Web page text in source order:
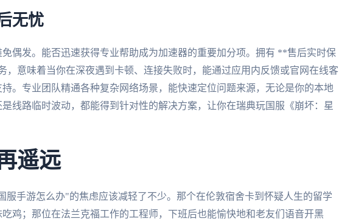
无忧
偶发。能否迅速获得专业帮助成为加速器的重要加分项。拥有 **售后实时保
，意味着当你在深夜遇到卡顿、连接失败时，能通过应用内反馈或官网在线客
。专业团队精通各种复杂网络场景，能快速定位问题来源，无论是你的本地
线路临时波动，都能得到针对性的解决方案，让你在瑞典玩国服《崩坏：星
遥远
服手游怎么办"的焦虑应该减轻了不少。那个在伦敦宿舍卡到怀疑人生的留学
鸡；那位在法兰克福工作的工程师，下班后也能愉快地和老友们语音开黑